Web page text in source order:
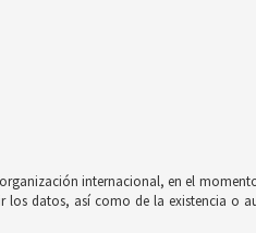
internacional, en el
datos, así como de la existencia o